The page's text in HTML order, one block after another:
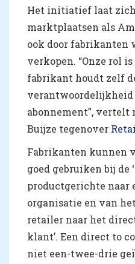
Het initiatief laat
marktplaatsen als
ook door fabrikanten
verkopen. “Onze rol
fabrikant houdt zelf
verantwoordelijkheid
abonnement”, vertelt
Buijze tegenover
Fabrikanten kunnen
goed gebruiken bij de
productgerichte naar
organisatie en van
retailer naar het
klant’. Een direct to
niet een-twee-drie